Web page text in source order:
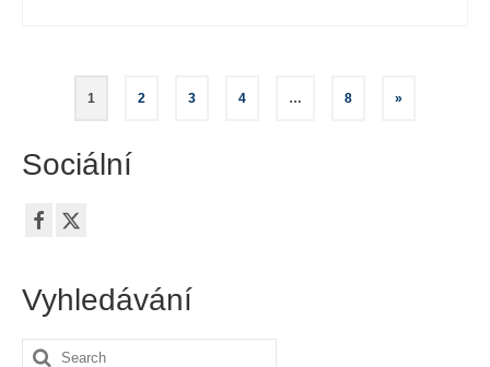
Stránkování
příspěvků
1 2 3 4 … 8 »
Sociální
Vyhledávání
Search